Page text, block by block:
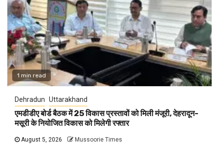
1 min read
Dehradun Uttarakhand
एमडीडीए बोर्ड बैठक में 25 विकास प्रस्तावों को मिली मंजूरी, देहरादून-
मसूरी के नियोजित विकास को मिलेगी रफ्तार
August 5, 2026 Mussoorie Times